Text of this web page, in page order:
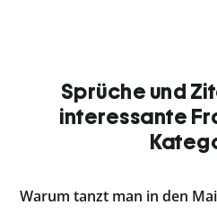
Sprüche und
interessante
Warum tanzt man in den